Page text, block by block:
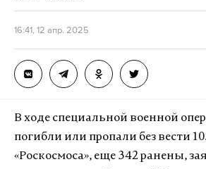
16:41, 12 апр. 2025
В ходе специальной военной
погибли или пропали без вести
«Роскосмоса», еще 342 ранены,